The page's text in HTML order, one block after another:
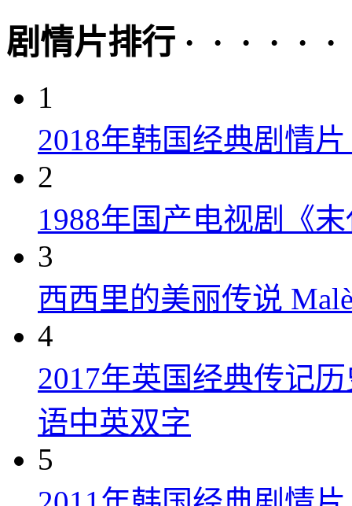
剧情片排行 · · · · · ·
1
2018年韩国经典剧情
2
1988年国产电视剧《
3
西西里的美丽传说
4
2017年英国经典传记
语中英双字
5